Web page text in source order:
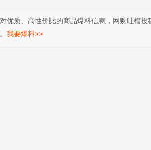
优质、高性价比的商品爆料信息，网购吐槽
我要爆料>>